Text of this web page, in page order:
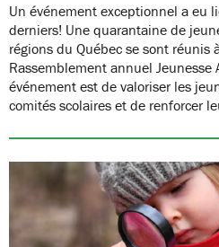
Un événement exceptionnel a eu
derniers! Une quarantaine de
régions du Québec se sont réunis
Rassemblement annuel Jeunesse
événement est de valoriser les
comités scolaires et de renforcer